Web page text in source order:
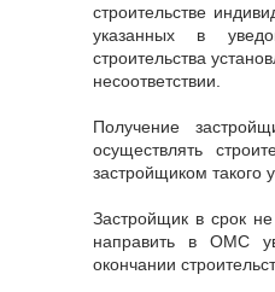
строительстве
указанных в
строительства
несоответствии.
Получение
осуществлять
застройщиком
Застройщик в срок
направить в ОМС
окончании